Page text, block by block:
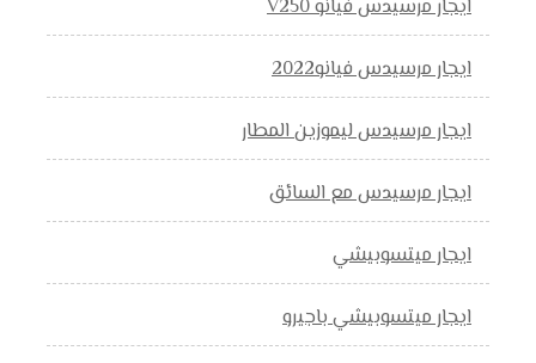
ايجار مرسيدس فيانو V250
ايجار مرسيدس فيانو2022
ايجار مرسيدس ليموزين المطار
ايجار مرسيدس مع السائق
ايجار ميتسوبيشي
ايجار ميتسوبيشي باجيرو